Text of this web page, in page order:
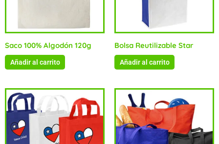
Saco 100% Algodón 120g
Añadir al carrito
Bolsa Reutilizable Star
Añadir al carrito